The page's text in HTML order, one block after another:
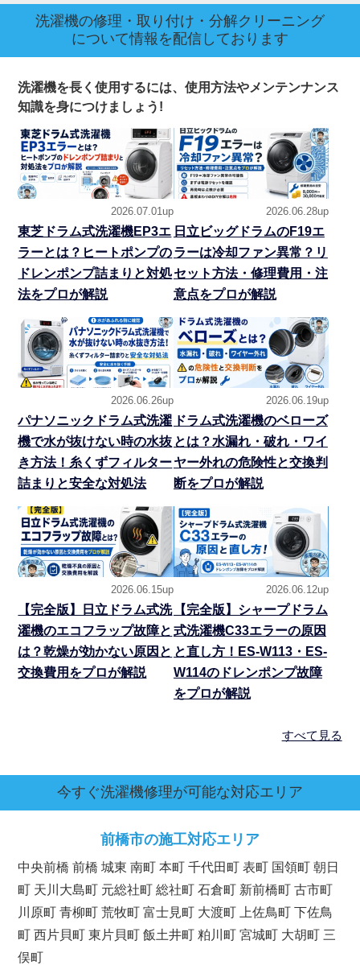
洗濯機の修理・取り付け・分解クリーニング
について情報を配信しております
洗濯機を長く使用するには、使用方法やメンテンナンス
知識を身につけましょう!
2026.07.01up
東芝ドラム式洗濯機EP3エ
ラーとは？ヒートポンプの
ドレンポンプ詰まりと対処
法をプロが解説
2026.06.28up
日立ビッグドラムのF19エ
ラーは冷却ファン異常？リ
セット方法・修理費用・注
意点をプロが解説
2026.06.26up
パナソニックドラム式洗濯
機で水が抜けない時の水抜
き方法！糸くずフィルター
詰まりと安全な対処法
2026.06.19up
ドラム式洗濯機のベローズ
とは？水漏れ・破れ・ワイ
ヤー外れの危険性と交換判
断をプロが解説
2026.06.15up
【完全版】日立ドラム式洗
濯機のエコフラップ故障と
は？乾燥が効かない原因と
交換費用をプロが解説
2026.06.12up
【完全版】シャープドラム
式洗濯機C33エラーの原因
と直し方！ES-W113・ES-
W114のドレンポンプ故障
をプロが解説
すべて見る
今すぐ洗濯機修理が可能な対応エリア
前橋市の施工対応エリア
中央前橋 前橋 城東 南町 本町 千代田町 表町 国領町 朝日
町 天川大島町 元総社町 総社町 石倉町 新前橋町 古市町
川原町 青柳町 荒牧町 富士見町 大渡町 上佐鳥町 下佐鳥
町 西片貝町 東片貝町 飯土井町 粕川町 宮城町 大胡町 三
俣町